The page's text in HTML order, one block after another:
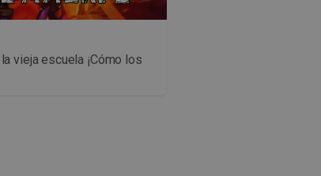
vieja escuela ¡Cómo los